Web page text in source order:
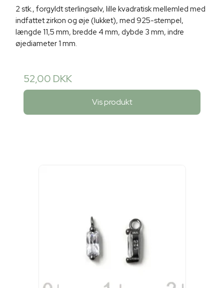
2 stk., forgyldt sterlingsølv, lille kvadratisk mellemled med
indfattet zirkon og øje (lukket), med 925-stempel,
længde 11,5 mm, bredde 4 mm, dybde 3 mm, indre
øjediameter 1 mm.
52,00 DKK
Vis produkt